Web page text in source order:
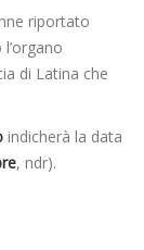
riportato
di Latina che
indicherà la data
, ndr).